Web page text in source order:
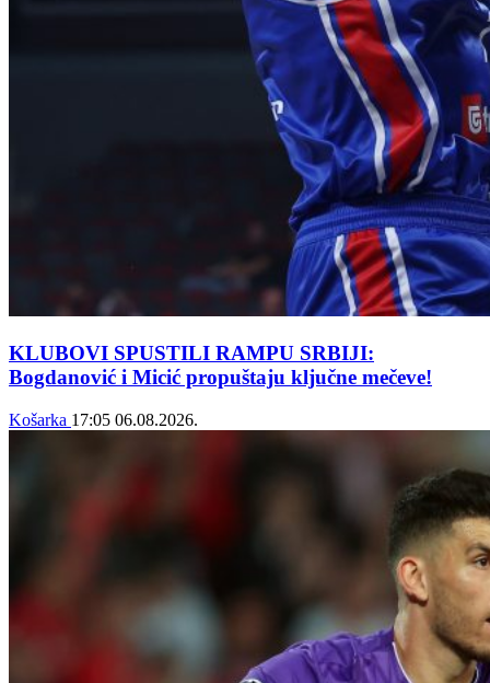
KLUBOVI SPUSTILI RAMPU SRBIJI:
Bogdanović i Micić propuštaju ključne mečeve!
Košarka 17:05 06.08.2026.